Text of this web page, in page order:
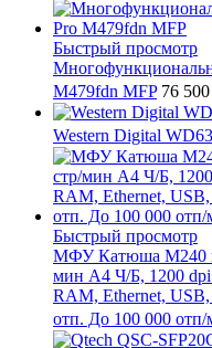
Быстрый просмотр
M479fdn MFP 76
Western Digital
Быстрый просмотр
МФУ Катюша M240
мин А4 Ч/Б, 1200
RAM, Ethernet,
отп. До 100 000 отп/